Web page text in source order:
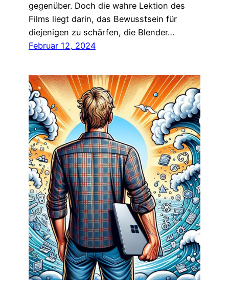
gegenüber. Doch die wahre Lektion des
Films liegt darin, das Bewusstsein für
diejenigen zu schärfen, die Blender…
Februar 12, 2024